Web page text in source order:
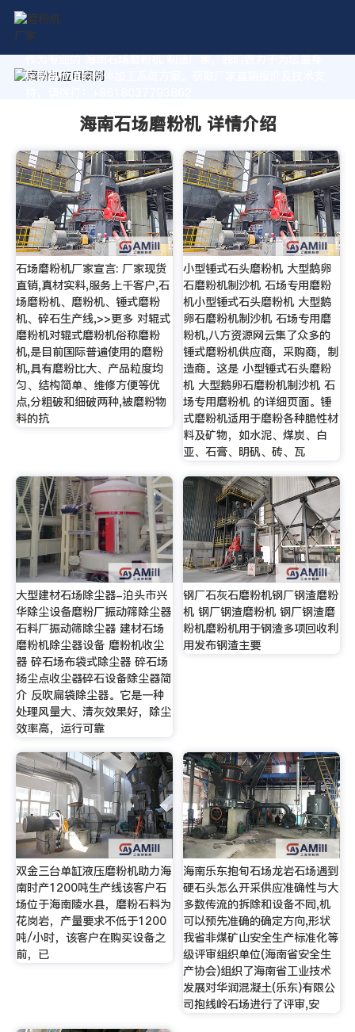
作为专业的 海南石场磨粉机 制造厂家，我们致力于为您量身
定制高价值的粉体加工系统方案。获取厂家直销报价及技术支
海南石场磨粉机 详情介绍
石场磨粉机厂家宣言: 厂家现货
直销,真材实料,服务上千客户,石
场磨粉机、磨粉机、锤式磨粉
机、碎石生产线,>>更多 对辊式
磨粉机对辊式磨粉机俗称磨粉
机,是目前国际普遍使用的磨粉
机,具有磨粉比大、产品粒度均
匀、结构简单、维修方便等优
点,分粗破和细破两种,被磨粉物
料的抗
小型锤式石头磨粉机 大型鹅卵
石磨粉机制沙机 石场专用磨粉
机小型锤式石头磨粉机 大型鹅
卵石磨粉机制沙机 石场专用磨
粉机,八方资源网云集了众多的
锤式磨粉机供应商，采购商，制
造商。这是 小型锤式石头磨粉
机 大型鹅卵石磨粉机制沙机 石
场专用磨粉机 的详细页面。锤
式磨粉机适用于磨粉各种脆性材
料及矿物，如水泥、煤炭、白
亚、石膏、明矾、砖、瓦
大型建材石场除尘器-泊头市兴
华除尘设备磨粉厂振动筛除尘器
石料厂振动筛除尘器 建材石场
磨粉机除尘器设备 磨粉机收尘
器 碎石场布袋式除尘器 碎石场
扬尘点收尘器碎石设备除尘器简
介 反吹扁袋除尘器。它是一种
处理风量大、清灰效果好，除尘
效率高，运行可靠
钢厂石灰石磨粉机钢厂钢渣磨粉
机 钢厂钢渣磨粉机 钢厂钢渣磨
粉机磨粉机用于钢渣多项回收利
用发布钢渣主要
双金三台单缸液压磨粉机助力海
南时产1200吨生产线该客户石
场位于海南陵水县，磨粉石料为
花岗岩，产量要求不低于1200
吨/小时，该客户在购买设备之
前，已
海南乐东抱旬石场龙岩石场遇到
硬石头怎么开采供应准确性与大
多数传流的拆除和设备不同,机
可以预先准确的确定方向,形状
我省非煤矿山安全生产标准化等
级评审组织单位(海南省安全生
产协会)组织了海南省工业技术
发展对华润混凝土(乐东)有限公
司抱线岭石场进行了评审,安